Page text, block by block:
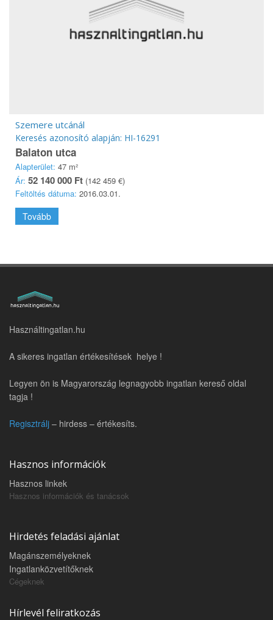
Szemere utcánál
Keresés azonosító alapján: HI-16291
Balaton utca
Alapterület: 47 m²
Ár: 52 140 000 Ft (142 459 €)
Feltöltés dátuma: 2016.03.01.
Tovább
Használtingatlan.hu
A sikeres ingatlan értékesítések helye !
Legyen ön is Magyarország legnagyobb ingatlan kereső oldal
tagja !
Regisztrálj – hirdess – értékesíts.
Hasznos információk
Hasznos linkek
Hasznos információk és tanácsok
Hirdetés feladási ajánlat
Magánszemélyeknek
Ingatlanközvetítőknek
Cégeknek
Hírlevél feliratkozás